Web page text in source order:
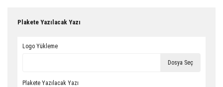
Plakete Yazılacak Yazı
Logo Yükleme
Dosya Seç
Plakete Yazılacak Yazı